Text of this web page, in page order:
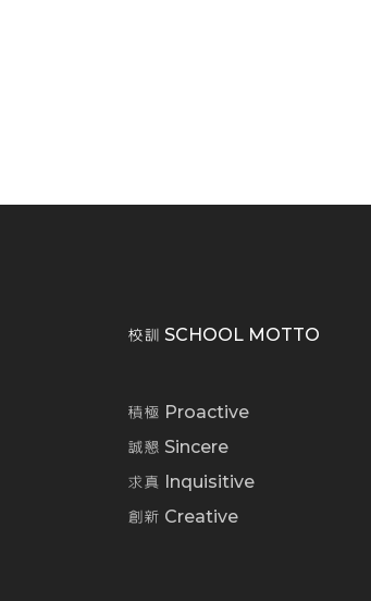
校訓 SCHOOL MOTTO
積極 Proactive
誠懇 Sincere
求真 Inquisitive
創新 Creative